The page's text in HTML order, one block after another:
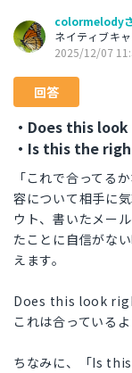
colormelody
ネイティブキ
2025/12/07
回答
・Does this
・Is this the
「これで合ってる
容について相手に
ウト、書いたメー
たことに自信がな
えます。
Does this look
これは合っている
ちなみに、「Is